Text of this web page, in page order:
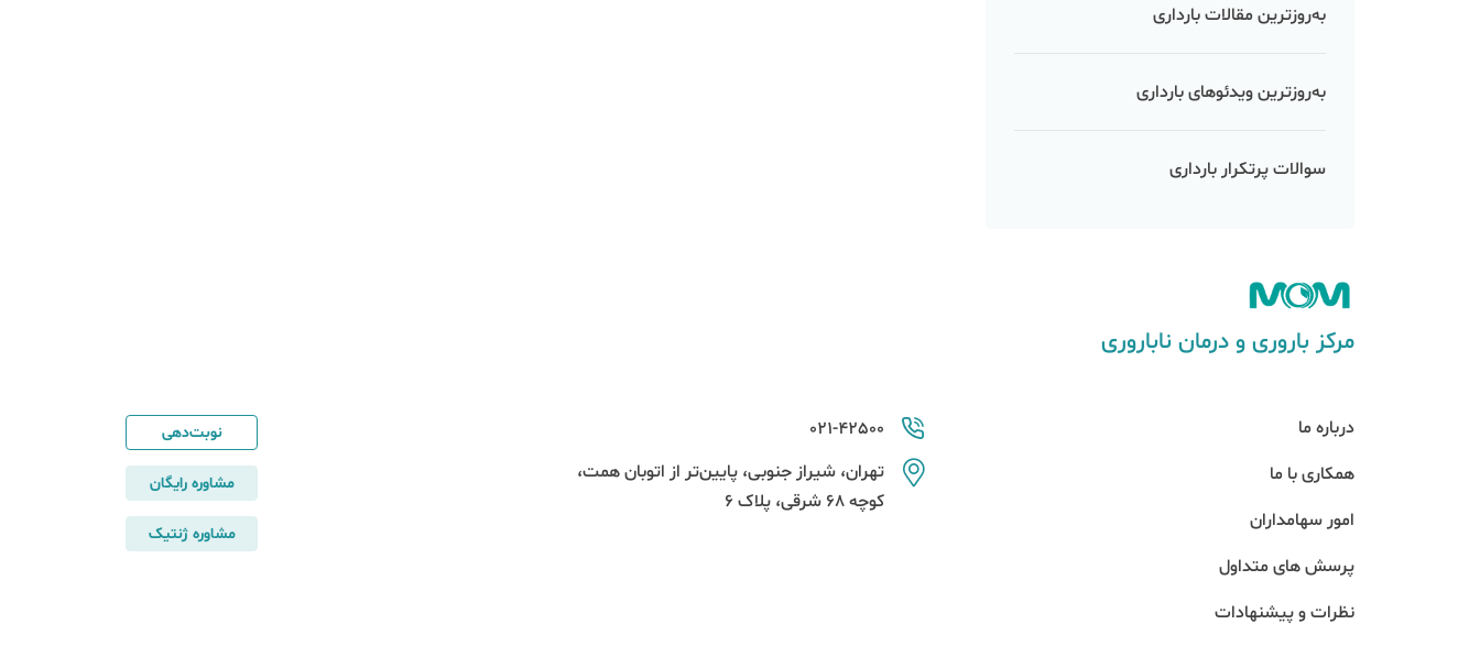
به‌روزترین مقالات بارداری
به‌روزترین ویدئوهای بارداری
سوالات پرتکرار بارداری
مرکز باروری و درمان ناباروری
درباره ما
همکاری با ما
امور سهامداران
پرسش های متداول
نظرات و پیشنهادات
021-42500
تهران، شیراز جنوبی، پایین‌تر از اتوبان همت،
کوچه 68 شرقی، پلاک 6
نوبت‌دهی
مشاوره رایگان
مشاوره ژنتیک